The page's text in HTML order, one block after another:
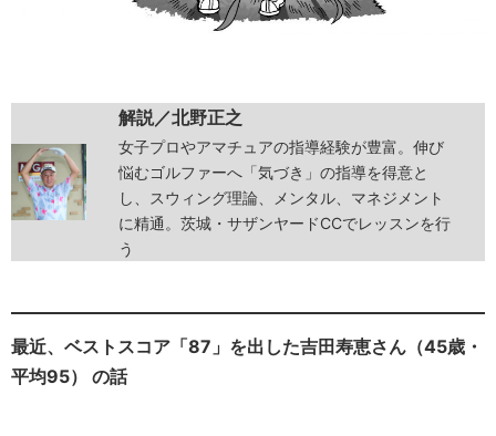
解説／北野正之
女子プロやアマチュアの指導経験が豊富。伸び
悩むゴルファーへ「気づき」の指導を得意と
し、スウィング理論、メンタル、マネジメント
に精通。茨城・サザンヤードCCでレッスンを行
う
最近、ベストスコア「87」を出した吉田寿恵さん（45歳・
平均95） の話